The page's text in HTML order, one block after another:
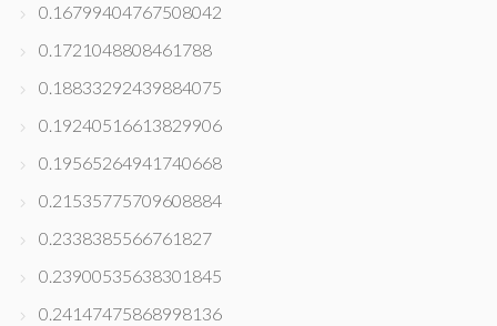
0.16799404767508042
0.1721048808461788
0.18833292439884075
0.19240516613829906
0.19565264941740668
0.21535775709608884
0.2338385566761827
0.23900535638301845
0.24147475868998136